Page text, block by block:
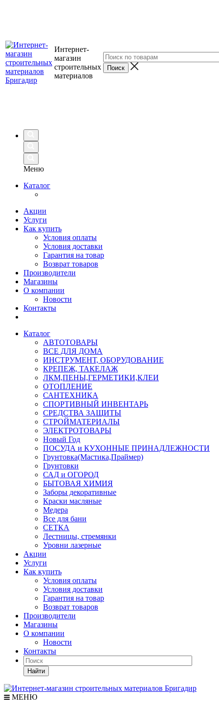
Интернет-
магазин
строительных
материалов
Меню
Каталог
Акции
Услуги
Как купить
Условия оплаты
Условия доставки
Гарантия на товар
Возврат товаров
Производители
Магазины
О компании
Новости
Контакты
Каталог
АВТОТОВАРЫ
ВСЕ ДЛЯ ДОМА
ИНСТРУМЕНТ, ОБОРУДОВАНИЕ
КРЕПЕЖ, ТАКЕЛАЖ
ЛКМ,ПЕНЫ,ГЕРМЕТИКИ,КЛЕИ
ОТОПЛЕНИЕ
САНТЕХНИКА
СПОРТИВНЫЙ ИНВЕНТАРЬ
СРЕДСТВА ЗАЩИТЫ
СТРОЙМАТЕРИАЛЫ
ЭЛЕКТРОТОВАРЫ
Новый Год
ПОСУДА и КУХОННЫЕ ПРИНАДЛЕЖНОСТИ
Грунтовка(Мастика,Праймер)
Грунтовки
САД и ОГОРОД
БЫТОВАЯ ХИМИЯ
Заборы декоративные
Краски масляные
Медера
Все для бани
СЕТКА
Лестницы, стремянки
Уровни лазерные
Акции
Услуги
Как купить
Условия оплаты
Условия доставки
Гарантия на товар
Возврат товаров
Производители
Магазины
О компании
Новости
Контакты
Найти
МЕНЮ